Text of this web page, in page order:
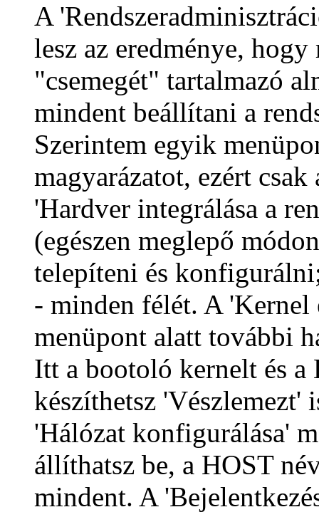
A
lesz az eredménye,
"csemegét" tartalmazó
mindent beállítani a
Szerintem egyik
magyarázatot, ezért
'Hardver integrálása a
(egészen meglepő
telepíteni és
- minden félét. A
menüpont alatt további
Itt a bootoló kernelt és
készíthetsz
'Hálózat konfigurálása'
állíthatsz be, a HOST
mindent. A